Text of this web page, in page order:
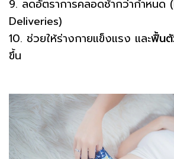
9. ลดอัตราการคลอดช้ากว่ากำหนด
Deliveries)
10. ช่วยให้ร่างกายแข็งแรง และฟื้น
ขึ้น